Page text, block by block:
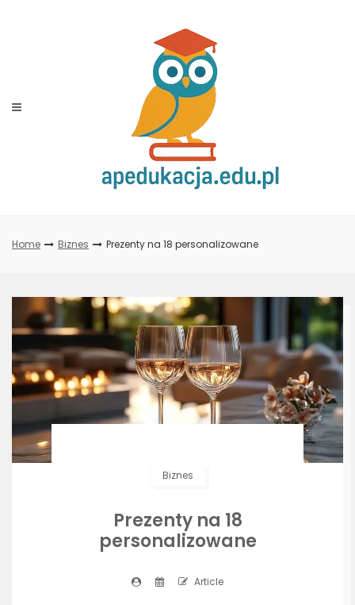
Home Biznes Prezenty na 18 personalizowane
Biznes
Prezenty na 18
personalizowane
Article